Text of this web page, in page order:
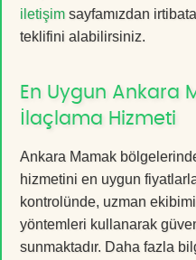
iletişim sayfamızdan
teklifini alabilirsiniz.
En Uygun Ankara
İlaçlama Hizmeti
Ankara Mamak
hizmetini en uygun
kontrolünde, uzman
yöntemleri kullanarak
sunmaktadır. Daha fazla